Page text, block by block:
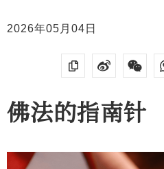
2026年05月04日
佛法的指南针